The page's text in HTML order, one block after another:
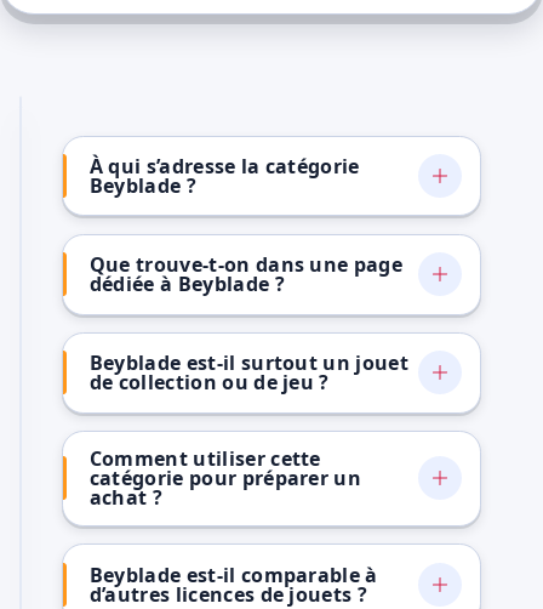
À qui s’adresse la catégorie
Beyblade ?
Que trouve-t-on dans une page
dédiée à Beyblade ?
Beyblade est-il surtout un jouet
de collection ou de jeu ?
Comment utiliser cette
catégorie pour préparer un
achat ?
Beyblade est-il comparable à
d’autres licences de jouets ?